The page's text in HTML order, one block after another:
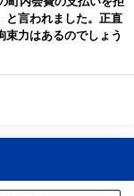
と言われました。正直
束力はあるのでしょう